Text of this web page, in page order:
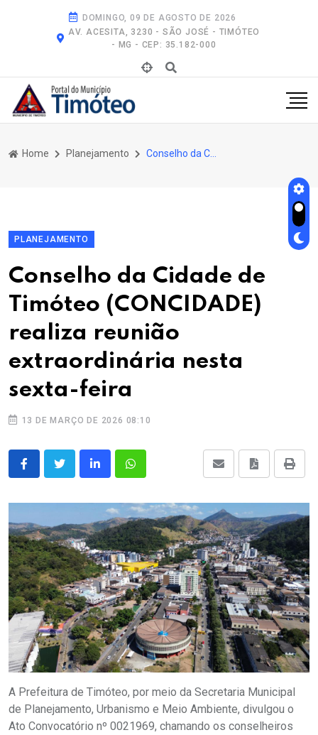
DOMINGO, 09 DE AGOSTO DE 2026
AV. ACESITA, 3230 - SÃO JOSÉ - TIMÓTEO
- MG - CEP: 35.182-000
Home Planejamento
PLANEJAMENTO
Conselho da Cidade de
Timóteo (CONCIDADE)
realiza reunião
extraordinária nesta
sexta-feira
13 DE MARÇO DE 2026 08:10
A Prefeitura de Timóteo, por meio da Secretaria Municipal
de Planejamento, Urbanismo e Meio Ambiente, divulgou o
Ato Convocatório nº 0021969, chamando os conselheiros